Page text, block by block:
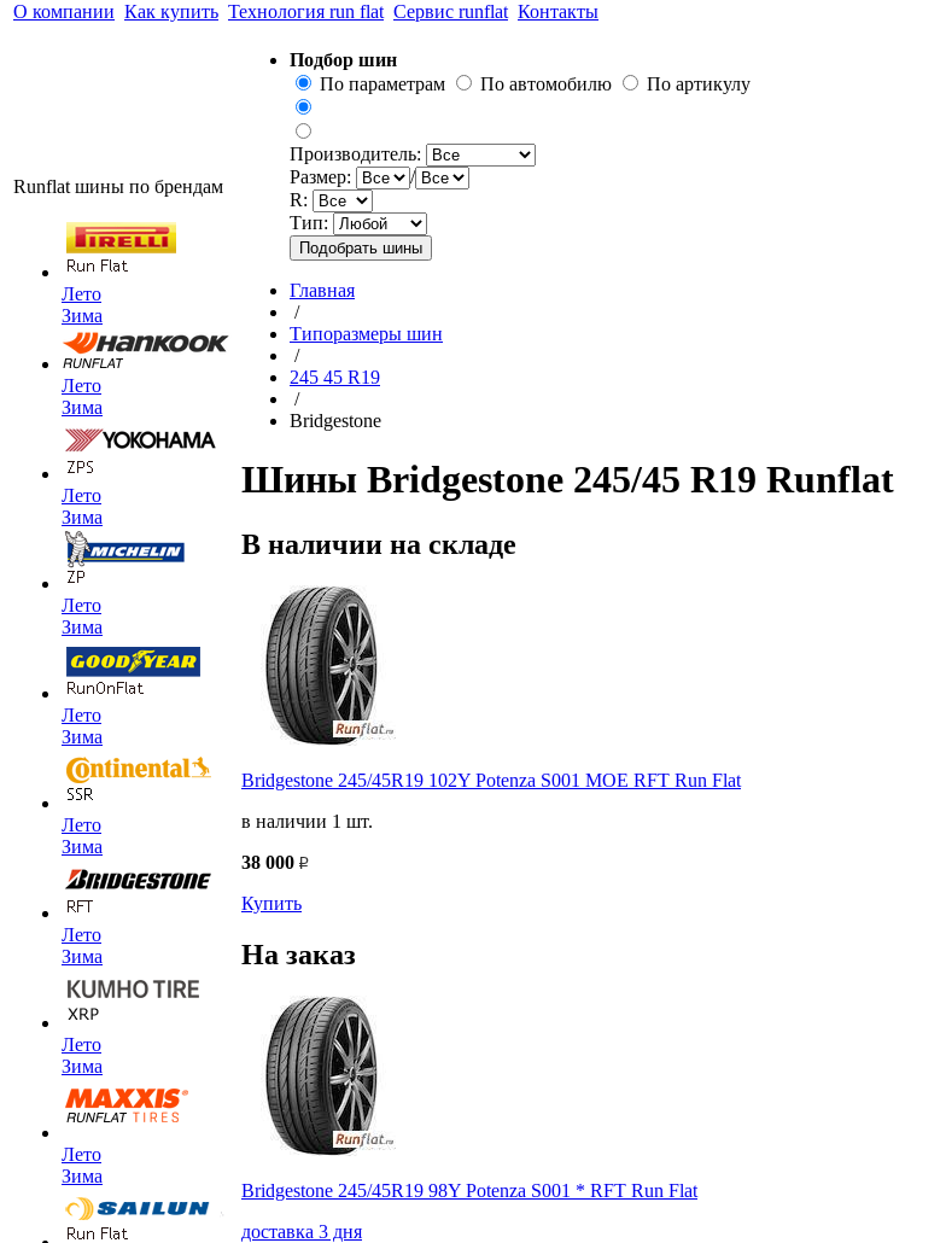
О компании Как купить Технология run flat Сервис runflat Контакты
Runflat шины по брендам
Лето
Зима
Лето
Зима
Лето
Зима
Лето
Зима
Лето
Зима
Лето
Зима
Лето
Зима
Лето
Зима
Лето
Зима
Подбор шин
По параметрам
По автомобилю По артикулу
Производитель:
Размер:
/
R:
Тип:
Главная
/
Типоразмеры шин
/
245 45 R19
/
Bridgestone
Шины Bridgestone 245/45 R19 Runflat
В наличии на складе
Bridgestone 245/45R19 102Y Potenza S001 MOE RFT Run Flat
в наличии 1 шт.
38 000
Купить
На заказ
Bridgestone 245/45R19 98Y Potenza S001 * RFT Run Flat
доставка 3 дня